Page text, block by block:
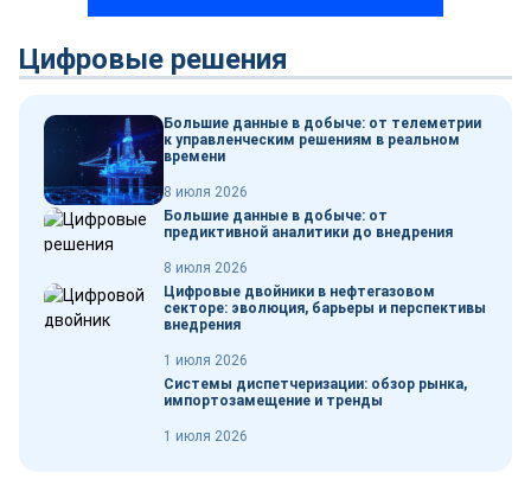
Цифровые решения
Большие данные в добыче: от телеметрии
к управленческим решениям в реальном
времени
8 июля 2026
Большие данные в добыче: от
предиктивной аналитики до внедрения
8 июля 2026
Цифровые двойники в нефтегазовом
секторе: эволюция, барьеры и перспективы
внедрения
1 июля 2026
Системы диспетчеризации: обзор рынка,
импортозамещение и тренды
1 июля 2026